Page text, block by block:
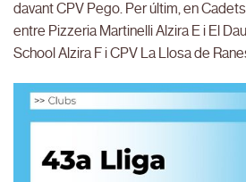
davant CPV Pego. Per últim, en
entre Pizzeria Martinelli Alzira E i El
School Alzira F i CPV La Llosa de